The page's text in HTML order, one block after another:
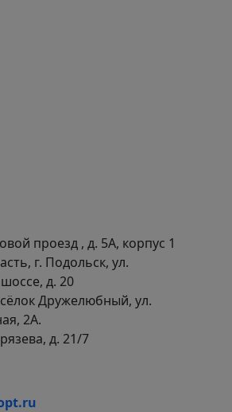
проезд , д. 5А, корпус 1
г. Подольск, ул.
д. 20
Дружелюбный, ул.
2А.
д. 21/7